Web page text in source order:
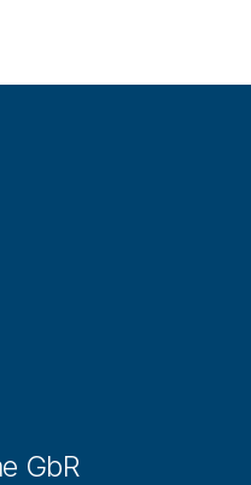
GbR